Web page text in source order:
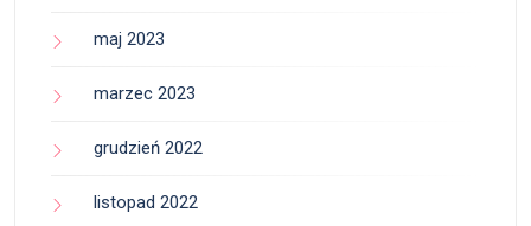
maj 2023
marzec 2023
grudzień 2022
listopad 2022